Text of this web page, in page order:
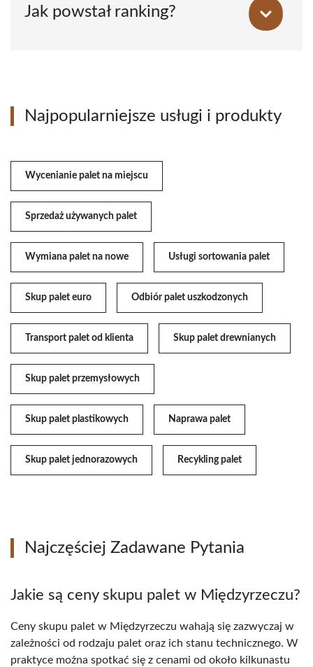
Jak powstał ranking?
Najpopularniejsze usługi i produkty
Wycenianie palet na miejscu
Sprzedaż używanych palet
Wymiana palet na nowe Usługi sortowania palet
Skup palet euro Odbiór palet uszkodzonych
Transport palet od klienta Skup palet drewnianych
Skup palet przemysłowych
Skup palet plastikowych Naprawa palet
Skup palet jednorazowych Recykling palet
Najczęściej Zadawane Pytania
Jakie są ceny skupu palet w Międzyrzeczu?
Ceny skupu palet w Międzyrzeczu wahają się zazwyczaj w
zależności od rodzaju palet oraz ich stanu technicznego. W
praktyce można spotkać się z cenami od około kilkunastu